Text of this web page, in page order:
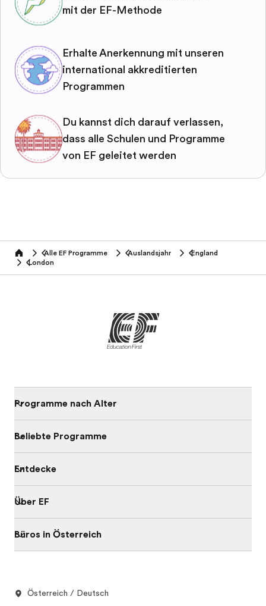
mit der EF-Methode
Erhalte Anerkennung mit unseren
international akkreditierten
Programmen
Du kannst dich darauf verlassen,
dass alle Schulen und Programme
von EF geleitet werden
home Alle EF Programme Auslandsjahr
England
London
Programme nach Alter
Beliebte Programme
Entdecke
Über EF
Büros in Österreich
Österreich / Deutsch